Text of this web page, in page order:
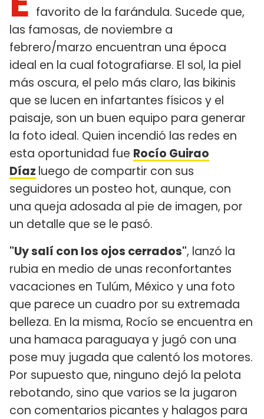
favorito de la farándula. Sucede que,
las famosas, de noviembre a
febrero/marzo encuentran una época
ideal en la cual fotografiarse. El sol, la piel
más oscura, el pelo más claro, las bikinis
que se lucen en infartantes físicos y el
paisaje, son un buen equipo para generar
la foto ideal. Quien incendió las redes en
esta oportunidad fue Rocío Guirao
Díaz luego de compartir con sus
seguidores un posteo hot, aunque, con
una queja adosada al pie de imagen, por
un detalle que se le pasó.
"Uy salí con los ojos cerrados", lanzó la
rubia en medio de unas reconfortantes
vacaciones en Tulúm, México y una foto
que parece un cuadro por su extremada
belleza. En la misma, Rocío se encuentra en
una hamaca paraguaya y jugó con una
pose muy jugada que calentó los motores.
Por supuesto que, ninguno dejó la pelota
rebotando, sino que varios se la jugaron
con comentarios picantes y halagos para